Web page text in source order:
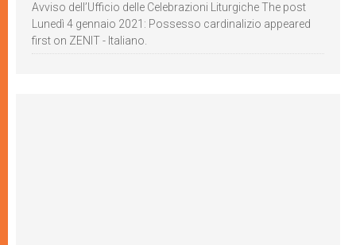
Avviso dell’Ufficio delle Celebrazioni Liturgiche The post
Lunedì 4 gennaio 2021: Possesso cardinalizio appeared
first on ZENIT - Italiano.